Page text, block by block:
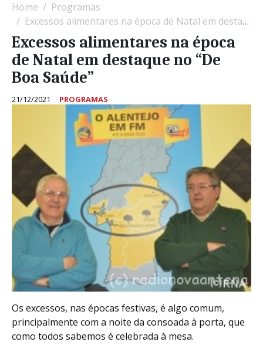
Home
Programas
Excessos alimentares na época de Natal em destaque no “De Boa Saúde”
Excessos alimentares na época
de Natal em destaque no “De
Boa Saúde”
21/12/2021 PROGRAMAS
Os excessos, nas épocas festivas, é algo comum,
principalmente com a noite da consoada à porta, que
como todos sabemos é celebrada à mesa.